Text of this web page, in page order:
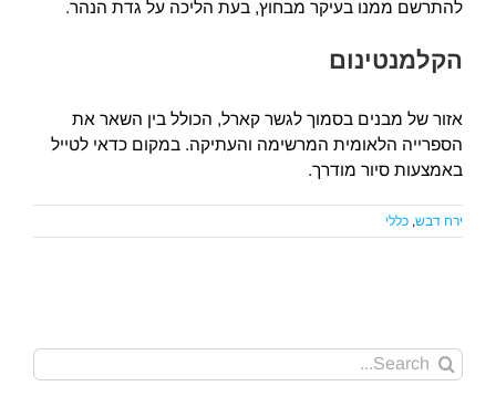
להתרשם ממנו בעיקר מבחוץ, בעת הליכה על גדת הנהר.
הקלמנטינום
אזור של מבנים בסמוך לגשר קארל, הכולל בין השאר את
הספרייה הלאומית המרשימה והעתיקה. במקום כדאי לטייל
באמצעות סיור מודרך.
ירח דבש, כללי
Search
for: